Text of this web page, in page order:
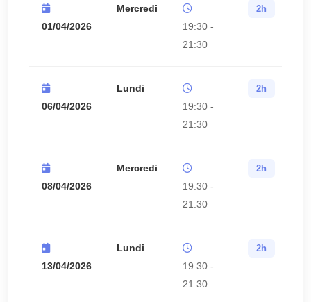
01/04/2026
Mercredi
19:30 -
21:30
2h
06/04/2026
Lundi
19:30 -
21:30
2h
08/04/2026
Mercredi
19:30 -
21:30
2h
13/04/2026
Lundi
19:30 -
21:30
2h